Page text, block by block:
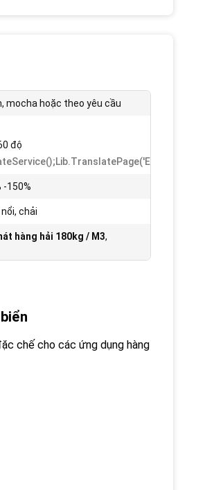
mocha hoặc theo yêu cầu
độ
-150%
chải
hàng hải 180kg / M3,
chế cho các ứng dụng hàng